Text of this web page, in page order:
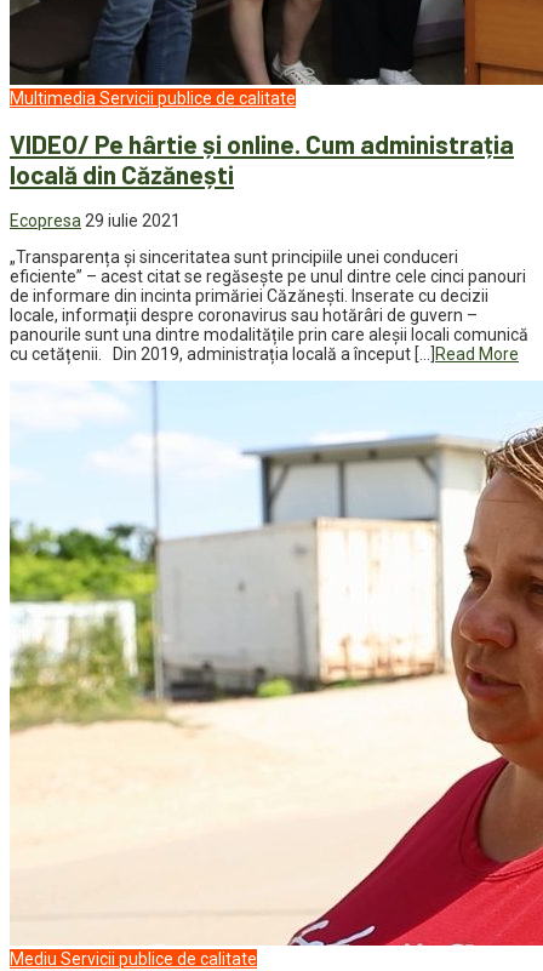
Multimedia Servicii publice de calitate
VIDEO/ Pe hârtie și online. Cum administrația
locală din Căzănești
Ecopresa 29 iulie 2021
„Transparența și sinceritatea sunt principiile unei conduceri
eficiente” – acest citat se regăsește pe unul dintre cele cinci panouri
de informare din incinta primăriei Căzănești. Inserate cu decizii
locale, informații despre coronavirus sau hotărâri de guvern –
panourile sunt una dintre modalitățile prin care aleșii locali comunică
cu cetățenii. Din 2019, administrația locală a început […]Read More
Mediu Servicii publice de calitate